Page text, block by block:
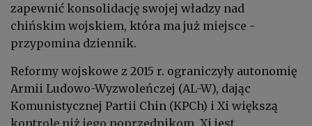
zapewnić konsolidację swojej władzy nad
chińskim wojskiem, która ma już miejsce -
przypomina dziennik.
Reformy wojskowe z 2015 r. ograniczyły autonomię
Armii Ludowo-Wyzwoleńczej (AL-W), dając
Komunistycznej Partii Chin (KPCh) i Xi większą
kontrolę niż jego poprzednikom. Xi jest